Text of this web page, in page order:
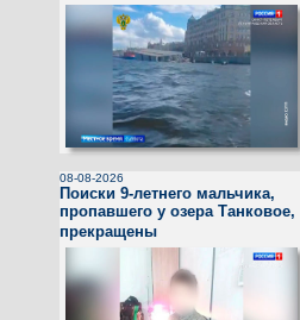
08-08-2026
Поиски 9-летнего мальчика,
пропавшего у озера Танковое,
прекращены